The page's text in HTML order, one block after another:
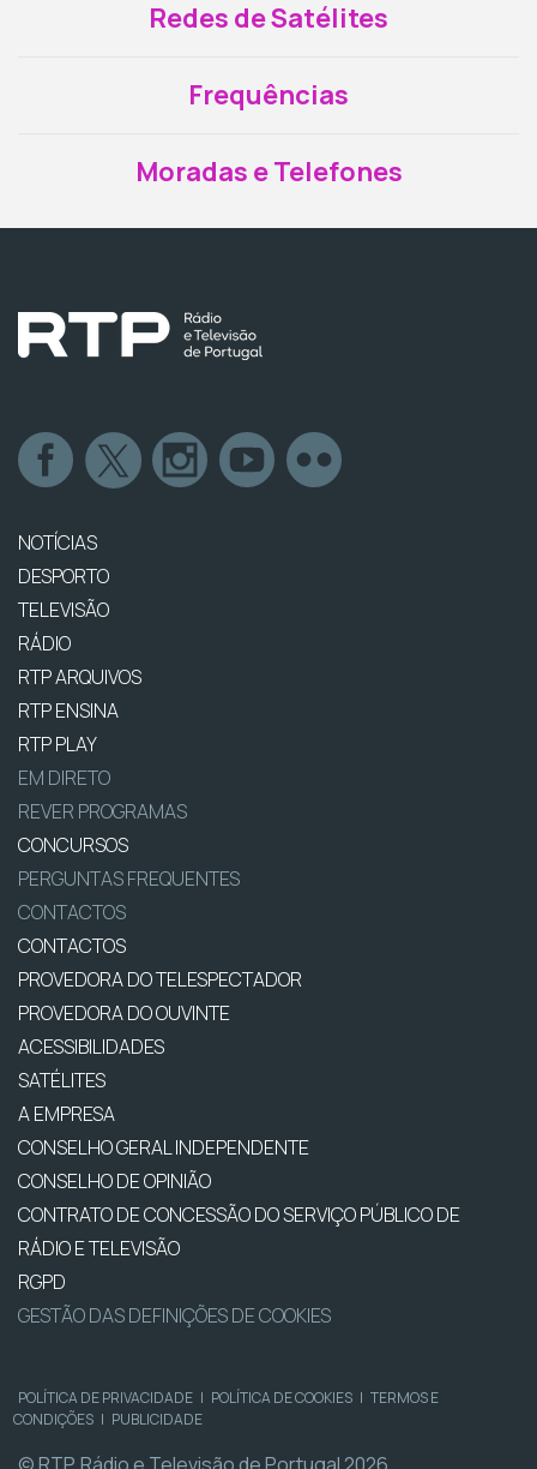
Redes de Satélites
Frequências
Moradas e Telefones
NOTÍCIAS
DESPORTO
TELEVISÃO
RÁDIO
RTP ARQUIVOS
RTP ENSINA
RTP PLAY
EM DIRETO
REVER PROGRAMAS
CONCURSOS
PERGUNTAS FREQUENTES
CONTACTOS
CONTACTOS
PROVEDORA DO TELESPECTADOR
PROVEDORA DO OUVINTE
ACESSIBILIDADES
SATÉLITES
A EMPRESA
CONSELHO GERAL INDEPENDENTE
CONSELHO DE OPINIÃO
CONTRATO DE CONCESSÃO DO SERVIÇO PÚBLICO DE
RÁDIO E TELEVISÃO
RGPD
GESTÃO DAS DEFINIÇÕES DE COOKIES
POLÍTICA DE PRIVACIDADE | POLÍTICA DE COOKIES | TERMOS E
CONDIÇÕES | PUBLICIDADE
© RTP, Rádio e Televisão de Portugal 2026